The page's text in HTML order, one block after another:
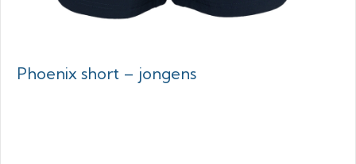
Phoenix short – jongens